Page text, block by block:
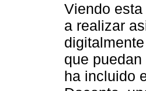
Viendo
a realizar
que
ha incluido